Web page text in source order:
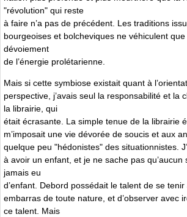
"révolution" qui reste
à faire n’a pas de précédent. Les traditions
bourgeoises et bolcheviques ne véhiculent
dévoiement
de l’énergie prolétarienne.
Mais si cette symbiose existait quant à
perspective, j’avais seul la responsabilité et la
la librairie, qui
était écrasante. La simple tenue de la librairie
m’imposait une vie dévorée de soucis et aux
quelque peu "hédonistes" des situationnistes.
à avoir un enfant, et je ne sache pas qu’aucun
jamais eu
d’enfant. Debord possédait le talent de se tenir
embarras de toute nature, et d’observer avec
ce talent. Mais